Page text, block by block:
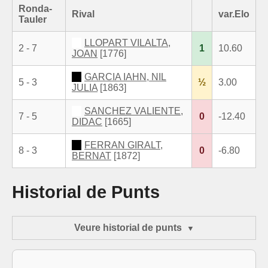
Ronda-
Tauler
Rival var.Elo
2 - 7
LLOPART VILALTA,
JOAN [1776]
1 10.60
5 - 3
GARCIA IAHN, NIL
JULIA [1863]
½ 3.00
7 - 5
SANCHEZ VALIENTE,
DIDAC [1665]
0 -12.40
8 - 3
FERRAN GIRALT,
BERNAT [1872]
0 -6.80
Historial de Punts
Veure historial de punts